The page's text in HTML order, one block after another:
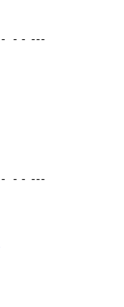
- - - ---
- - - ---